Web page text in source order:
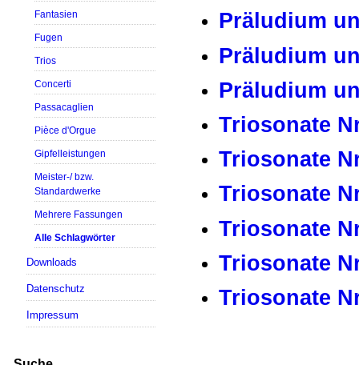
Fantasien
Fugen
Trios
Concerti
Passacaglien
Pièce d'Orgue
Gipfelleistungen
Meister-/ bzw.
Standardwerke
Mehrere Fassungen
Alle Schlagwörter
Downloads
Datenschutz
Impressum
Präludium
Präludium
Präludium
Triosonate
Triosonate
Triosonate
Triosonate
Triosonate
Triosonate